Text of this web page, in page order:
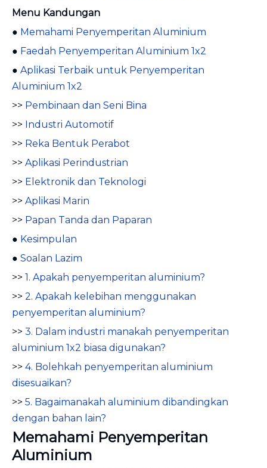
Menu Kandungan
● Memahami Penyemperitan Aluminium
● Faedah Penyemperitan Aluminium 1x2
● Aplikasi Terbaik untuk Penyemperitan
Aluminium 1x2
>> Pembinaan dan Seni Bina
>> Industri Automotif
>> Reka Bentuk Perabot
>> Aplikasi Perindustrian
>> Elektronik dan Teknologi
>> Aplikasi Marin
>> Papan Tanda dan Paparan
● Kesimpulan
● Soalan Lazim
>> 1. Apakah penyemperitan aluminium?
>> 2. Apakah kelebihan menggunakan
penyemperitan aluminium?
>> 3. Dalam industri manakah penyemperitan
aluminium 1x2 biasa digunakan?
>> 4. Bolehkah penyemperitan aluminium
disesuaikan?
>> 5. Bagaimanakah aluminium dibandingkan
dengan bahan lain?
Memahami Penyemperitan
Aluminium